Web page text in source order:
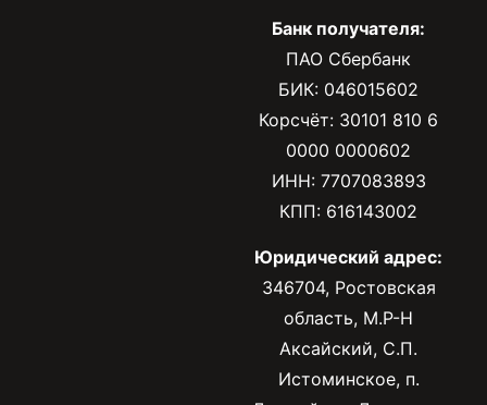
Банк получателя:
ПАО Сбербанк
БИК: 046015602
Корсчёт: 30101 810 6
0000 0000602
ИНН: 7707083893
КПП: 616143002
Юридический адрес:
346704, Ростовская
область, М.Р-Н
Аксайский, С.П.
Истоминское, п.